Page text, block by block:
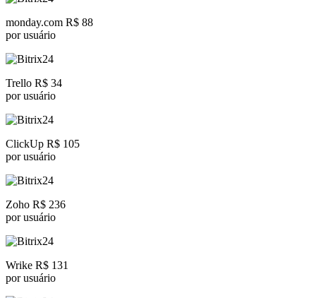
monday.com R$ 88
por usuário
Trello R$ 34
por usuário
ClickUp R$ 105
por usuário
Zoho R$ 236
por usuário
Wrike R$ 131
por usuário